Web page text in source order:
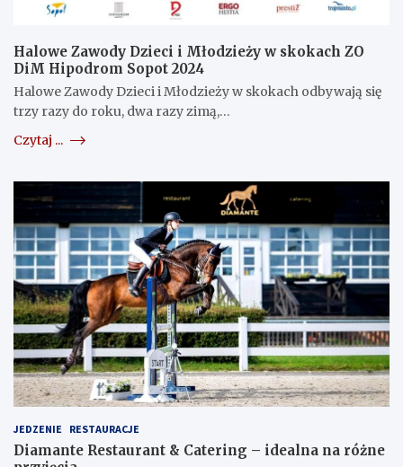
Halowe Zawody Dzieci i Młodzieży w skokach ZO
DiM Hipodrom Sopot 2024
Halowe Zawody Dzieci i Młodzieży w skokach odbywają się
trzy razy do roku, dwa razy zimą,…
Czytaj ...
JEDZENIE RESTAURACJE
Diamante Restaurant & Catering – idealna na różne